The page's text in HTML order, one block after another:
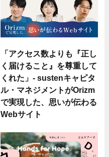
「アクセス数よりも『正し
く届けること』を尊重して
くれた」- sustenキャピタ
ル・マネジメントがOrizm
で実現した、思いが伝わる
Webサイト